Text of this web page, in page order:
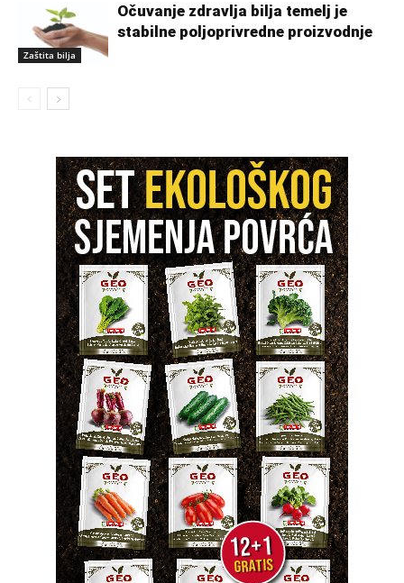
Zaštita bilja
Očuvanje zdravlja bilja temelj je
stabilne poljoprivredne proizvodnje